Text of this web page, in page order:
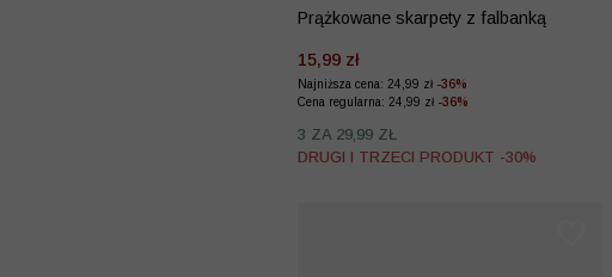
Prążkowane skarpety z falbanką
15,99 zł
Najniższa cena: 24,99 zł -36%
Cena regularna: 24,99 zł -36%
3 ZA 29,99 ZŁ
DRUGI I TRZECI PRODUKT -30%